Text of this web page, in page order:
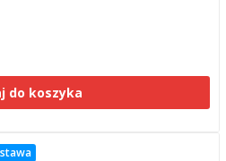
do koszyka